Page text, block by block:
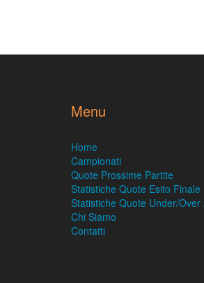
Menu
Home
Campionati
Quote Prossime Partite
Statistiche Quote Esito Finale
Statistiche Quote Under/Over
Chi Siamo
Contatti